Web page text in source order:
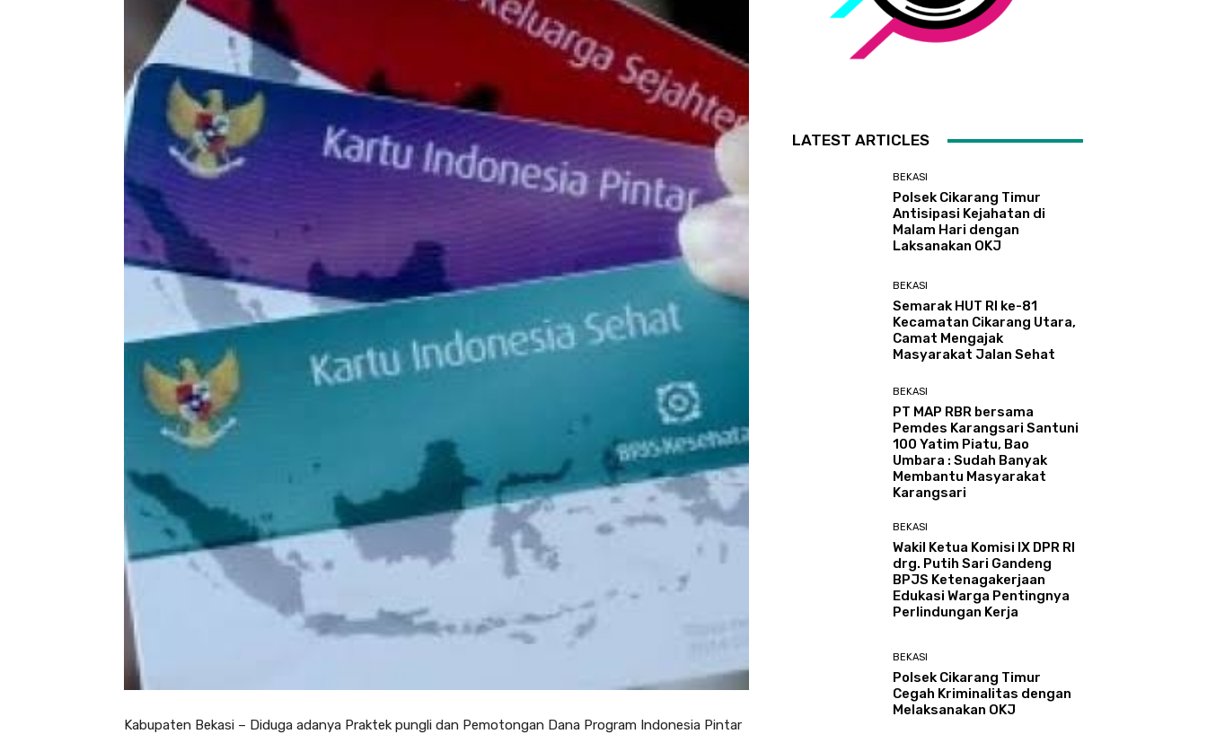
Kabupaten Bekasi – Diduga adanya Praktek pungli dan Pemotongan Dana Program Indonesia Pintar
LATEST ARTICLES
BEKASI
Polsek Cikarang Timur
Antisipasi Kejahatan di
Malam Hari dengan
Laksanakan OKJ
BEKASI
Semarak HUT RI ke-81
Kecamatan Cikarang Utara,
Camat Mengajak
Masyarakat Jalan Sehat
BEKASI
PT MAP RBR bersama
Pemdes Karangsari Santuni
100 Yatim Piatu, Bao
Umbara : Sudah Banyak
Membantu Masyarakat
Karangsari
BEKASI
Wakil Ketua Komisi IX DPR RI
drg. Putih Sari Gandeng
BPJS Ketenagakerjaan
Edukasi Warga Pentingnya
Perlindungan Kerja
BEKASI
Polsek Cikarang Timur
Cegah Kriminalitas dengan
Melaksanakan OKJ